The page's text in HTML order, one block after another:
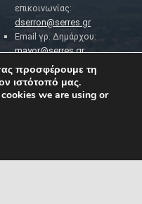
επικοινωνίας:
dserron@serres.gr
Email γρ. Δημάρχου:
mayor@serres.gr
Email DPO (Υπευθύνου
Προστασίας Δεδομένων):
dpo@serres.gr
ΔΗΜΟΤΗ ΚΑΙ ΤΗΣ
προσφέρουμε τη
ιστότοπό μας.
we are using or